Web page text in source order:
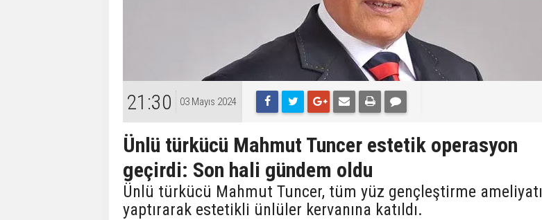
21:30 03 Mayıs 2024
Ünlü türkücü Mahmut Tuncer estetik operasyon
geçirdi: Son hali gündem oldu
Ünlü türkücü Mahmut Tuncer, tüm yüz gençleştirme ameliyatı
yaptırarak estetikli ünlüler kervanına katıldı.